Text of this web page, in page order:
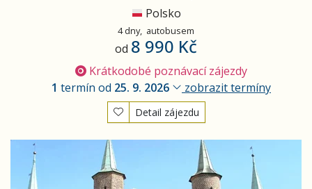
Polsko
4 dny, autobusem
od 8 990 Kč
Krátkodobé poznávací zájezdy
1 termín od 25. 9. 2026 zobrazit termíny
Detail zájezdu
Adventní Krakov